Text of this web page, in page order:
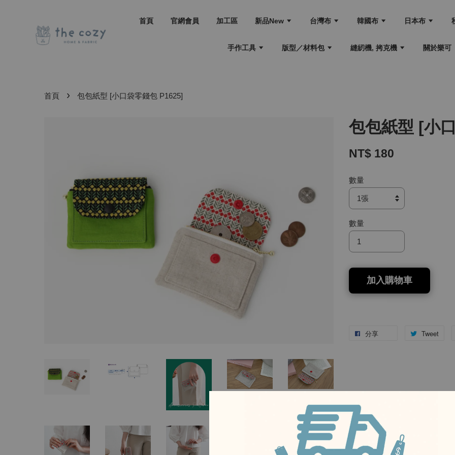
首頁 官網會員 加工區 新品New 台灣布 韓國布 日本布
手作工具 版型／材料包 縫紉機, 拷克機 關於樂可
首頁 › 包包紙型 [小口袋零錢包 P1625]
包包紙型 [小
NT$ 180
數量
數量
加入購物車
分享 Tweet